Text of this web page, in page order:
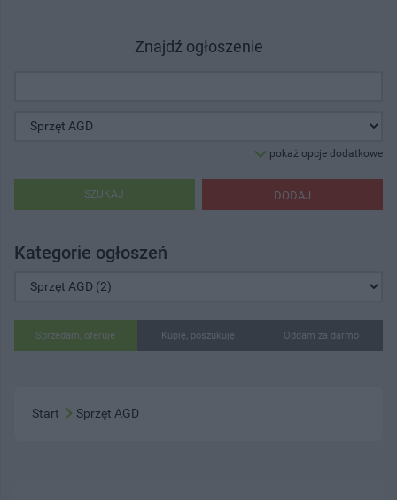
Znajdź ogłoszenie
pokaż opcje dodatkowe
DODAJ
SZUKAJ
Kategorie ogłoszeń
Sprzedam, oferuję Kupię, poszukuję Oddam za darmo
Start Sprzęt AGD